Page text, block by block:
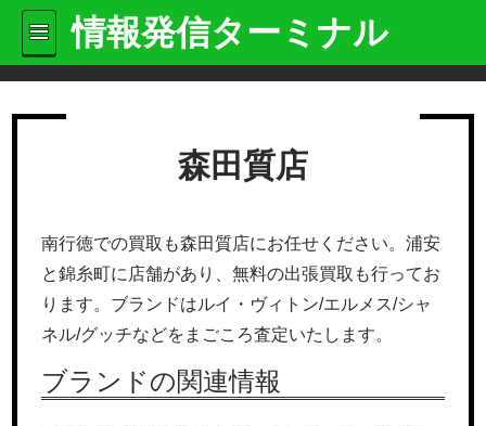
情報発信ターミナル
森田質店
南行徳での買取も森田質店にお任せください。浦安
と錦糸町に店舗があり、無料の出張買取も行ってお
ります。ブランドはルイ・ヴィトン/エルメス/シャ
ネル/グッチなどをまごころ査定いたします。
ブランドの関連情報